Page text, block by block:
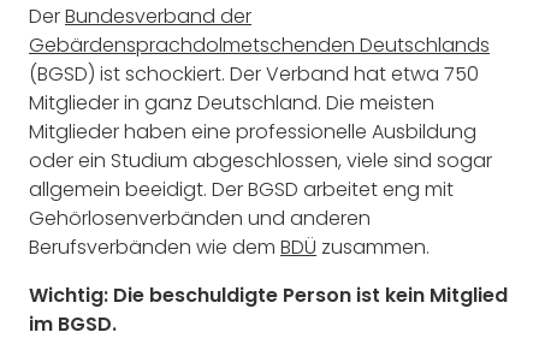
DerBundesverband der
Gebärdensprachdolmetschenden Deutschlands
(BGSD) ist schockiert. Der Verband hat etwa 750
Mitglieder in ganz Deutschland. Die meisten
Mitglieder haben eine professionelle Ausbildung
oder ein Studium abgeschlossen, viele sind sogar
allgemein beeidigt. Der BGSD arbeitet eng mit
Gehörlosenverbänden und anderen
Berufsverbänden wie dem BDÜ zusammen.
Wichtig: Die beschuldigte Person ist kein Mitglied
im BGSD.